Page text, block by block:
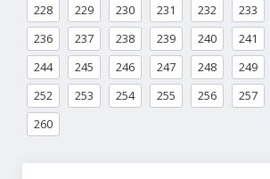
228
229 230 231 232 233
236
237 238 239 240 241
244
245 246 247 248 249
252
253 254 255 256 257
260